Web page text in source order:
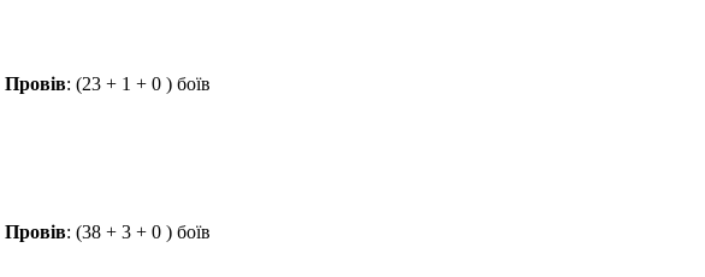
Провів: (23 + 1 + 0 ) боїв
Провів: (38 + 3 + 0 ) боїв